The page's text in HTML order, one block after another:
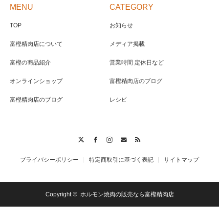
MENU
TOP
富樫精肉店について
富樫の商品紹介
オンラインショップ
富樫精肉店のブログ
CATEGORY
お知らせ
メディア掲載
営業時間 定休日など
富樫精肉店のブログ
レシピ
RSS
プライバシーポリシー 特定商取引に基づく表記 サイトマップ
Copyright © ホルモン焼肉の販売なら富樫精肉店